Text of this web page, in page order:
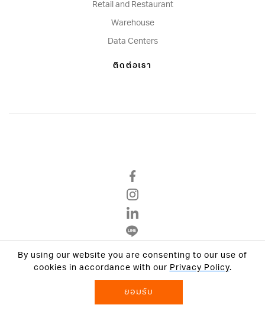
Retail and Restaurant
Warehouse
Data Centers
ติดต่อเรา
นโยบายความเป็นส่วนตัว
© 2026 VCON GROUP All Rights Reserved.
By using our website you are consenting to our use of
cookies in accordance with our Privacy Policy.
ยอมรับ